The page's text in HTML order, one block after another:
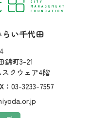
い千代田
錦町3-21
クウェア4階
： 03-3233-7557